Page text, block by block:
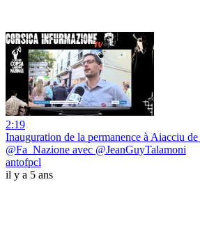
2:19
Inauguration de la permanence à Aiacciu
@Fa_Nazione avec @JeanGuyTalamoni
antofpcl
il y a 5 ans